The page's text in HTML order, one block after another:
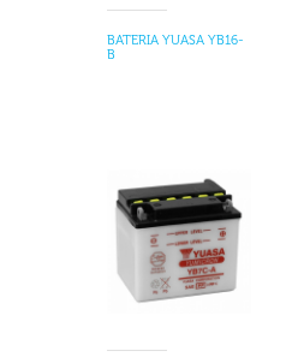
BATERIA YUASA YB16-
B